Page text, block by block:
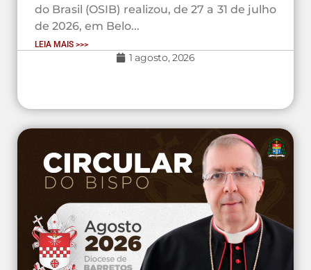
do Brasil (OSIB) realizou, de 27 a 31 de julho
de 2026, em Belo...
LEIA MAIS >>>
1 agosto, 2026